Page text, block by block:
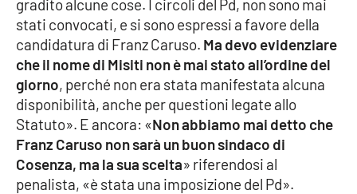
EDIZIONI
LOCALI
Catanzaro
Crotone
Vibo Valentia
Reggio Calabria
gradito alcune cose. I circoli del Pd, non sono mai
stati convocati, e si sono espressi a favore della
candidatura di Franz Caruso. Ma devo evidenziare
che il nome di Misiti non è mai stato all’ordine del
giorno, perché non era stata manifestata alcuna
disponibilità, anche per questioni legate allo
Statuto». E ancora: «Non abbiamo mai detto che
Franz Caruso non sarà un buon sindaco di
Cosenza, ma la sua scelta» riferendosi al
penalista, «è stata una imposizione del Pd».